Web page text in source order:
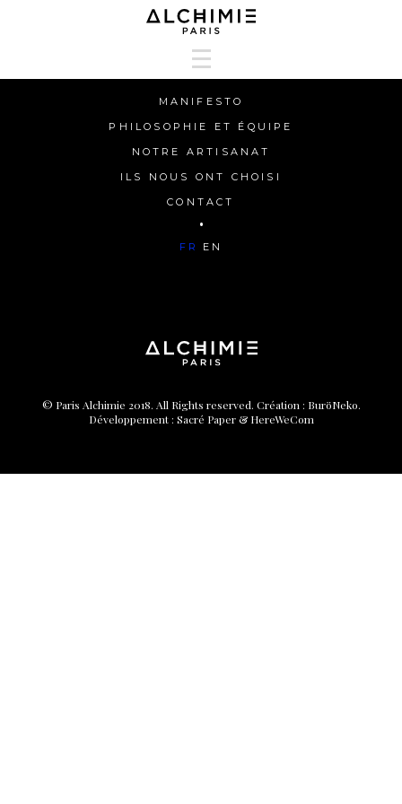
MANIFESTO
PHILOSOPHIE ET ÉQUIPE
ILS NOUS ONT CHOISI
MANIFESTO
PHILOSOPHIE ET ÉQUIPE
NOTRE ARTISANAT
ILS NOUS ONT CHOISI
CONTACT
FR EN
© Paris Alchimie 2018. All Rights reserved. Création : BuröNeko.
Développement : Sacré Paper& HereWeCom